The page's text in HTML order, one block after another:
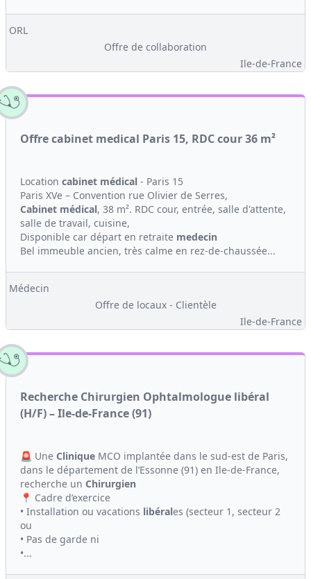
ORL
Offre de collaboration
Ile-de-France
Offre cabinet medical Paris 15, RDC cour 36 m²
Location cabinet médical - Paris 15
Paris XVe – Convention rue Olivier de Serres,
Cabinet médical, 38 m². RDC cour, entrée, salle d'attente,
salle de travail, cuisine,
Disponible car départ en retraite medecin
Bel immeuble ancien, très calme en rez-de-chaussée...
Médecin
Offre de locaux - Clientèle
Ile-de-France
Recherche Chirurgien Ophtalmologue libéral
(H/F) – Ile-de-France (91)
🚨 Une Clinique MCO implantée dans le sud-est de Paris,
dans le département de l’Essonne (91) en Ile-de-France,
recherche un Chirurgien
📍 Cadre d’exercice
• Installation ou vacations libérales (secteur 1, secteur 2
ou
• Pas de garde ni
•...